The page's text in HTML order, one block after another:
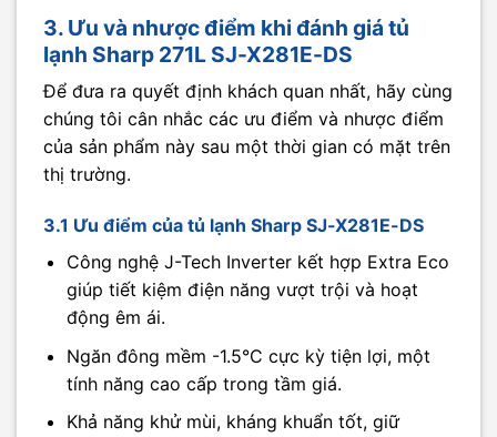
3. Ưu và nhược điểm khi đánh giá tủ
lạnh Sharp 271L SJ-X281E-DS
Để đưa ra quyết định khách quan nhất, hãy cùng
chúng tôi cân nhắc các ưu điểm và nhược điểm
của sản phẩm này sau một thời gian có mặt trên
thị trường.
3.1 Ưu điểm của tủ lạnh Sharp SJ-X281E-DS
Công nghệ J-Tech Inverter kết hợp Extra Eco
giúp tiết kiệm điện năng vượt trội và hoạt
động êm ái.
Ngăn đông mềm -1.5°C cực kỳ tiện lợi, một
tính năng cao cấp trong tầm giá.
Khả năng khử mùi, kháng khuẩn tốt, giữ